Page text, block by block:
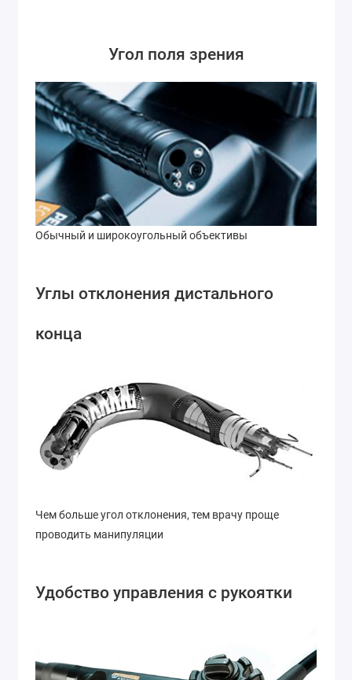
Угол поля зрения
Обычный и широкоугольный объективы
Углы отклонения дистального
конца
Чем больше угол отклонения, тем врачу проще
проводить манипуляции
Удобство управления с рукоятки